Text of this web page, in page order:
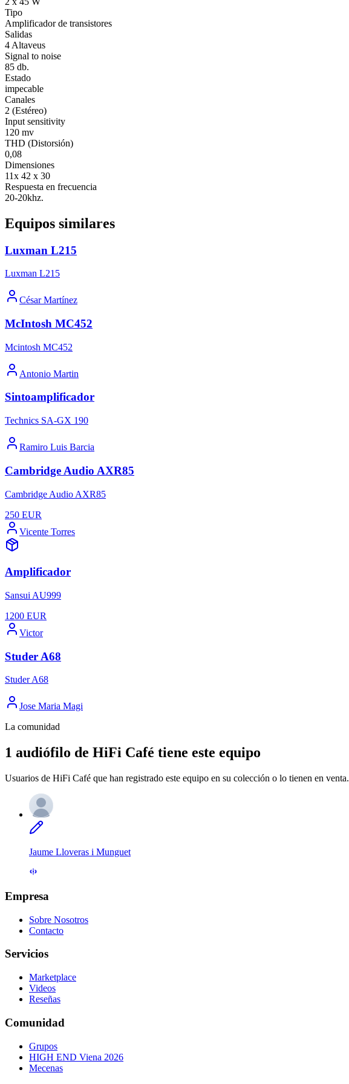
Tipo
Amplificador de transistores
Salidas
4 Altaveus
Signal to noise
85 db.
Estado
impecable
Canales
2 (Estéreo)
Input sensitivity
120 mv
THD (Distorsión)
0,08
Dimensiones
11x 42 x 30
Respuesta en frecuencia
20-20khz.
Equipos similares
Luxman L215
Luxman L215
César Martínez
McIntosh MC452
Mcintosh MC452
Antonio Martin
Sintoamplificador
Technics SA-GX 190
Ramiro Luis Barcia
Cambridge Audio AXR85
Cambridge Audio AXR85
250 EUR
Vicente Torres
Amplificador
Sansui AU999
1200 EUR
Victor
Studer A68
Studer A68
Jose Maria Magi
La comunidad
1 audiófilo de HiFi Café tiene este equipo
Usuarios de HiFi Café que han registrado este equipo en su colección o lo tienen en venta.
Jaume Lloveras i Munguet
Empresa
Sobre Nosotros
Contacto
Servicios
Marketplace
Videos
Reseñas
Comunidad
Grupos
HIGH END Viena 2026
Mecenas